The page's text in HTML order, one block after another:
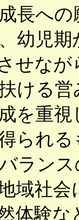
長へ
幼児期
せな
ける
を重
られ
ラン
域社
体験